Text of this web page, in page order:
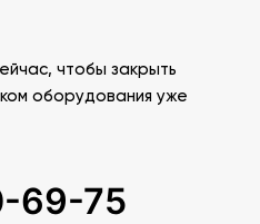
чтобы закрыть
оборудования уже
69-75